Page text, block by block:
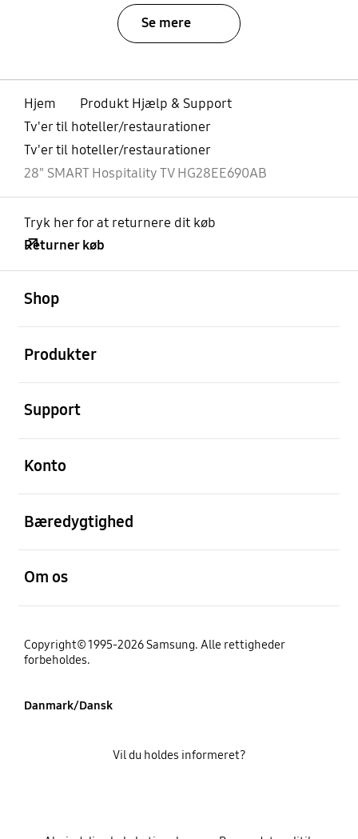
Se mere
Hjem
Produkt Hjælp & Support
Tv'er til hoteller/restaurationer
Tv'er til hoteller/restaurationer
28" SMART Hospitality TV HG28EE690AB
Tryk her for at returnere dit køb
Returner køb
Shop
Produkter
Support
Konto
Bæredygtighed
Om os
Copyright© 1995-2026 Samsung. Alle rettigheder
forbeholdes.
Danmark/Dansk
Vil du holdes informeret?